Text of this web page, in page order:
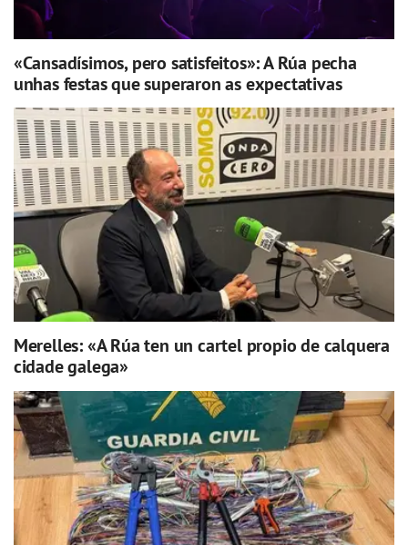
«Cansadísimos, pero satisfeitos»: A Rúa pecha
unhas festas que superaron as expectativas
Merelles: «A Rúa ten un cartel propio de calquera
cidade galega»